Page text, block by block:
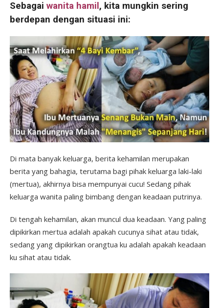
Sebagai wanita hamil , kita mungkin sering
berdepan dengan situasi ini:
Di mata banyak keluarga, berita kehamilan merupakan
berita yang bahagia, terutama bagi pihak keluarga laki-laki
(mertua), akhirnya bisa mempunyai cucu! Sedang pihak
keluarga wanita paling bimbang dengan keadaan putrinya.
Di tengah kehamilan, akan muncul dua keadaan. Yang paling
dipikirkan mertua adalah apakah cucunya sihat atau tidak,
sedang yang dipikirkan orangtua ku adalah apakah keadaan
ku sihat atau tidak.